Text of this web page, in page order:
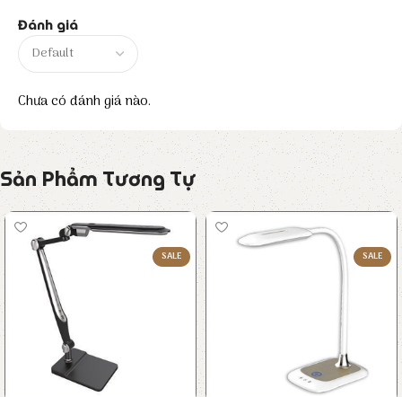
Đánh giá
Chưa có đánh giá nào.
Sản Phẩm Tương Tự
SALE SALE